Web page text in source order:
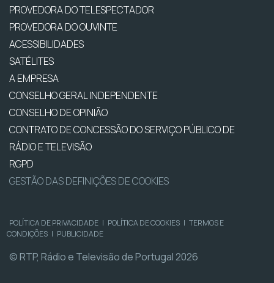
PROVEDORA DO TELESPECTADOR
PROVEDORA DO OUVINTE
ACESSIBILIDADES
SATÉLITES
A EMPRESA
CONSELHO GERAL INDEPENDENTE
CONSELHO DE OPINIÃO
CONTRATO DE CONCESSÃO DO SERVIÇO PÚBLICO DE
RÁDIO E TELEVISÃO
RGPD
GESTÃO DAS DEFINIÇÕES DE COOKIES
POLÍTICA DE PRIVACIDADE | POLÍTICA DE COOKIES | TERMOS E
CONDIÇÕES | PUBLICIDADE
© RTP, Rádio e Televisão de Portugal 2026